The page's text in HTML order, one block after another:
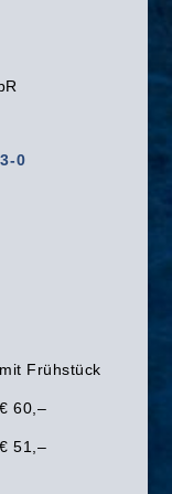
0
mit Frühstück
€ 60,–
€ 51,–